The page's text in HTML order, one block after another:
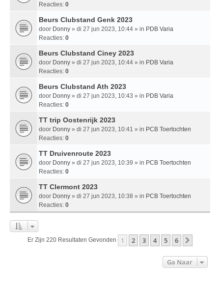
Reacties: 0
Beurs Clubstand Genk 2023
door Donny » di 27 jun 2023, 10:44 » in PDB Varia
Reacties: 0
Beurs Clubstand Ciney 2023
door Donny » di 27 jun 2023, 10:44 » in PDB Varia
Reacties: 0
Beurs Clubstand Ath 2023
door Donny » di 27 jun 2023, 10:43 » in PDB Varia
Reacties: 0
TT trip Oostenrijk 2023
door Donny » di 27 jun 2023, 10:41 » in PCB Toertochten
Reacties: 0
TT Druivenroute 2023
door Donny » di 27 jun 2023, 10:39 » in PCB Toertochten
Reacties: 0
TT Clermont 2023
door Donny » di 27 jun 2023, 10:38 » in PCB Toertochten
Reacties: 0
Er Zijn 220 Resultaten Gevonden 1 2 3 4 5 6
Ga Naar